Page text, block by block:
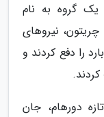
یک گروه به نام
نیروهای
را دفع کردند و
دورهام، جان